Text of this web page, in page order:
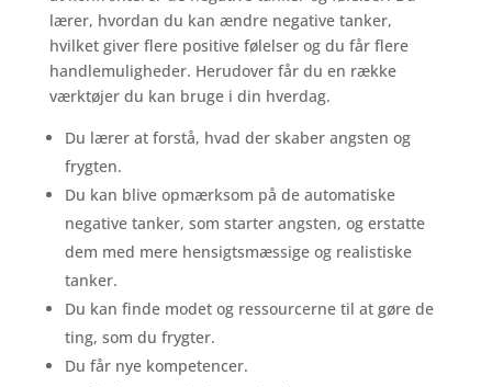
lærer, hvordan du kan ændre negative tanker,
hvilket giver flere positive følelser og du får flere
handlemuligheder. Herudover får du en række
værktøjer du kan bruge i din hverdag.
Du lærer at forstå, hvad der skaber angsten og
frygten.
Du kan blive opmærksom på de automatiske
negative tanker, som starter angsten, og erstatte
dem med mere hensigtsmæssige og realistiske
tanker.
Du kan finde modet og ressourcerne til at gøre de
ting, som du frygter.
Du får nye kompetencer.